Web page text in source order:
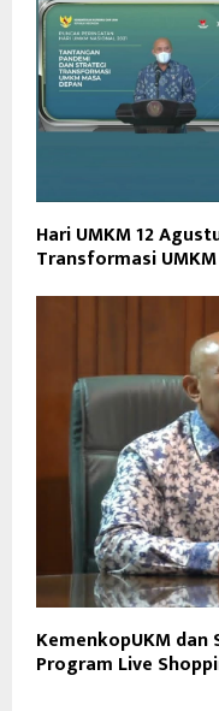
Hari UMKM 12
Transformasi
KemenkopUKM
Program Live